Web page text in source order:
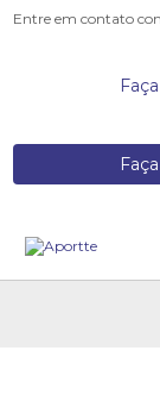
Entre em contato